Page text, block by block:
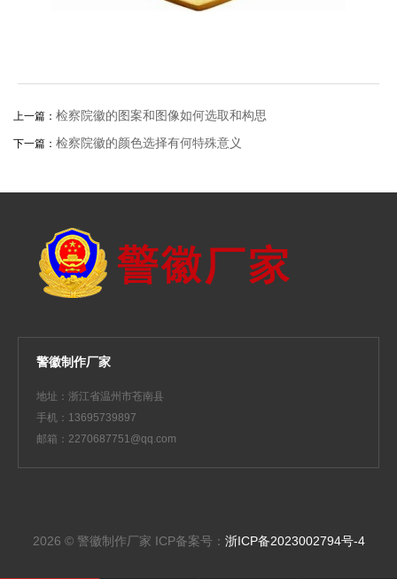
上一篇： 检察院徽的图案和图像如何选取和构思
下一篇： 检察院徽的颜色选择有何特殊意义
警徽制作厂家
地址：浙江省温州市苍南县
手机：13695739897
邮箱：2270687751@qq.com
2026 © 警徽制作厂家 ICP备案号： 浙ICP备2023002794号-4